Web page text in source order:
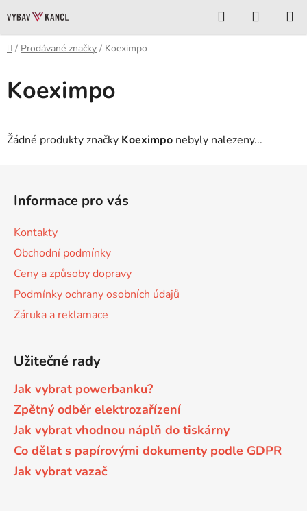
na
obsah
Hledat
KOŠÍK
Domů
/ Prodávané značky / Koeximpo
Koeximpo
Žádné produkty značky Koeximpo nebyly nalezeny...
Informace pro vás
Kontakty
Obchodní podmínky
Ceny a způsoby dopravy
Podmínky ochrany osobních údajů
Záruka a reklamace
Užitečné rady
Jak vybrat powerbanku?
Zpětný odběr elektrozařízení
Jak vybrat vhodnou náplň do tiskárny
Co dělat s papírovými dokumenty podle GDPR
Jak vybrat vazač